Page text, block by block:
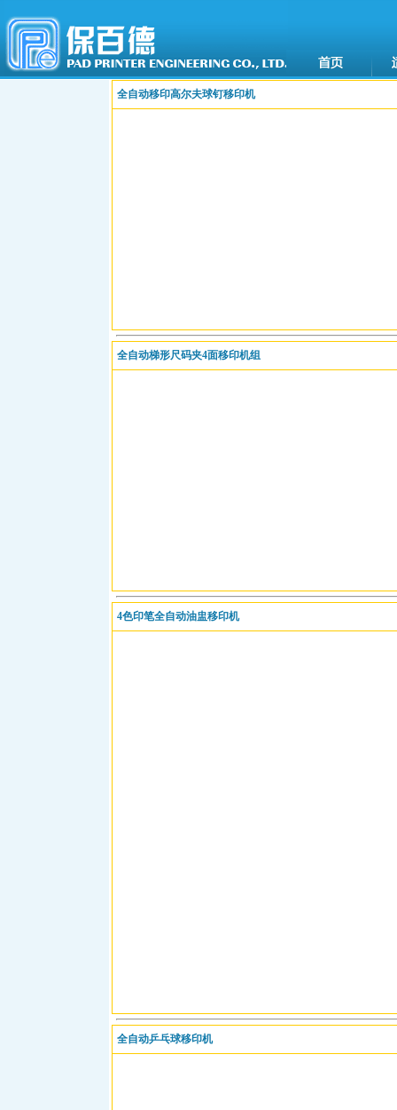
全自动移印高尔夫球钉移印机
全自动梯形尺码夹4面移印机组
4色印笔全自动油盅移印机
全自动乒乓球移印机